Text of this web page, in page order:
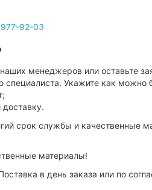
92-03
менеджеров или оставьте
специалиста. Укажите как
материалы!